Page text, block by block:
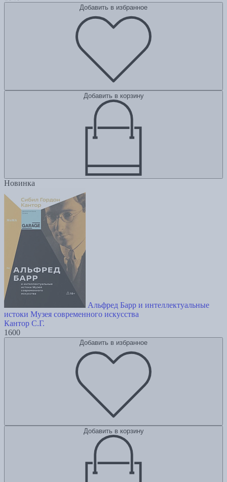
Добавить в избранное
Добавить в корзину
Новинка
Альфред Барр и интеллектуальные
истоки Музея современного искусства
Кантор С.Г.
1600
Добавить в избранное
Добавить в корзину